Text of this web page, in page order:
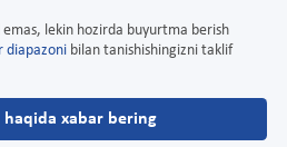
lekin hozirda buyurtma berish
diapazoni bilan tanishishingizni taklif
xabar bering